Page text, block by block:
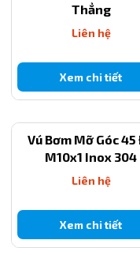
gạch men.
Lắp đặt nhanh
bẩn.
Độ bền cao, có thể
5. Lý do chọn mua
Thuật Công Nghiệp
Cam kết chất lượng,
Thẳng
Liên hệ
Xem chi tiết
Vú Bơm Mỡ Góc 45
M10x1 Inox 304
Liên hệ
Xem chi tiết